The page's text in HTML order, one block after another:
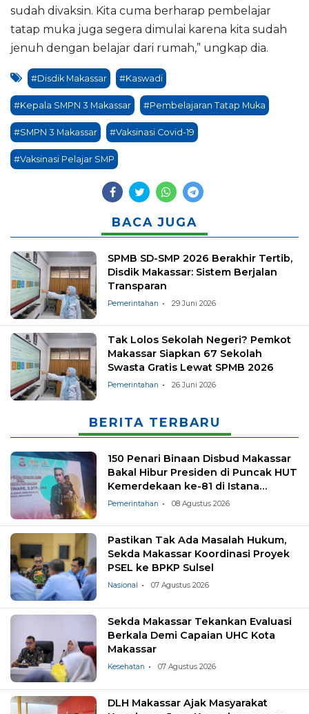
sudah divaksin. Kita cuma berharap pembelajar
tatap muka juga segera dimulai karena kita sudah
jenuh dengan belajar dari rumah,” ungkap dia.
#Disdik Makassar #Kaswadi
#Kepala SMPN 3 Makassar #Pembelajaran Tatap Muka
#SMPN 3 Makassar #Vaksinasi Covid-19
#Vaksinasi Pelajar SMP
BACA JUGA
SPMB SD-SMP 2026 Berakhir Tertib,
Disdik Makassar: Sistem Berjalan
Transparan
Pemerintahan 29 Juni 2026
Tak Lolos Sekolah Negeri? Pemkot
Makassar Siapkan 67 Sekolah
Swasta Gratis Lewat SPMB 2026
Pemerintahan 26 Juni 2026
BERITA TERBARU
150 Penari Binaan Disbud Makassar
Bakal Hibur Presiden di Puncak HUT
Kemerdekaan ke-81 di Istana
Negara
Pemerintahan 08 Agustus 2026
Pastikan Tak Ada Masalah Hukum,
Sekda Makassar Koordinasi Proyek
PSEL ke BPKP Sulsel
Nasional 07 Agustus 2026
Sekda Makassar Tekankan Evaluasi
Berkala Demi Capaian UHC Kota
Makassar
Kesehatan 07 Agustus 2026
DLH Makassar Ajak Masyarakat